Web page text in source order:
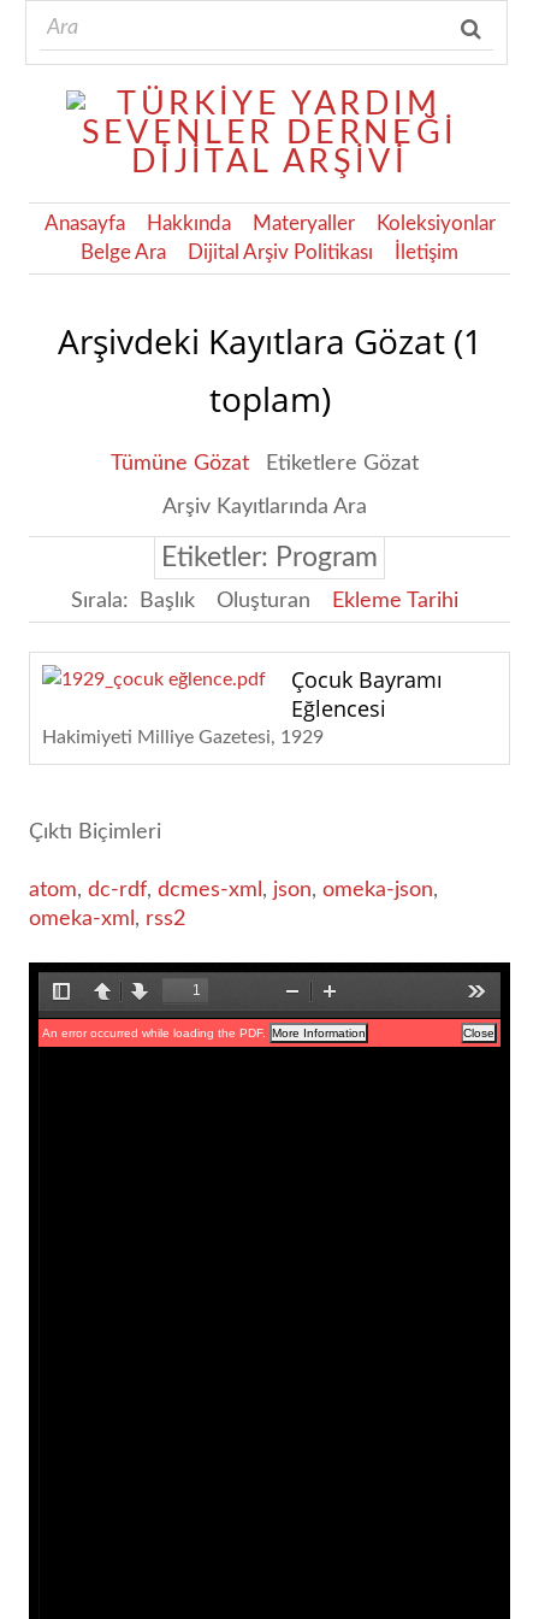
Anasayfa Hakkında Materyaller
Koleksiyonlar
Belge Ara
Dijital Arşiv Politikası İletişim
Arşivdeki Kayıtlara Gözat (1
toplam)
Tümüne Gözat
Etiketlere Gözat
Arşiv Kayıtlarında Ara
Etiketler: Program
Sırala: Başlık Oluşturan Ekleme Tarihi
Çocuk Bayramı
Eğlencesi
Hakimiyeti Milliye Gazetesi 1929
Çıktı Biçimleri
atom, dc-rdf, dcmes-xml , json, omeka-json,
omeka-xml , rss2